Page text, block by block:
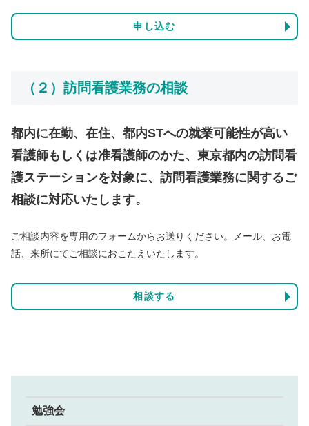
申し込む
（２）訪問看護業務の相談
都内に在勤、在住、都内STへの就業可能性が高い
看護師もしくは准看護師のかた、東京都内の訪問看
護ステーションを対象に、訪問看護業務に関するご
相談に対応いたします。
ご相談内容を専用のフォームからお送りください。メール、お電
話、来所にてご相談におこたえいたします。
相談する
勉強会